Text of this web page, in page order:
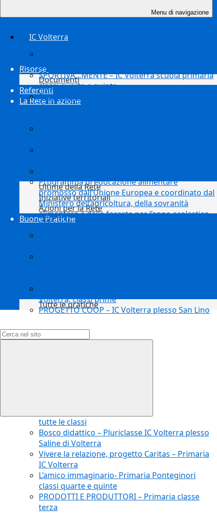
Risorse
Documenti
Referenti
La Rete in azione
Ultime della Rete
Iniziative territoriali
Azioni per la Rete
Buone Pratiche
Tutte le pratiche
Menu di navigazione
IC Volterra
SPORTIVA…MENTE – IC Volterra scuola primaria
classi quarte e quinte
Sostegno allo sviluppo della propria identità, nel
rispetto reciproco – IC Volterra secondaria classi
Programma di educazione alimentare
promosso dall’Unione Europea e coordinato dal
Ministero dell’agricoltura, della sovranità
alimentare e delle foreste per l’anno scolastico
2024/2025
Volterra, classi prime
PROGETTO COOP – IC Volterra plesso San Lino
tutte le classi
Bosco didattico – Pluriclasse IC Volterra plesso
Saline di Volterra
Vivere la relazione, progetto Caritas – Primaria
IC Volterra
L’amico immaginario- Primaria Ponteginori
classi quarte e quinte
PRODOTTI E PRODUTTORI – Primaria classe
terza